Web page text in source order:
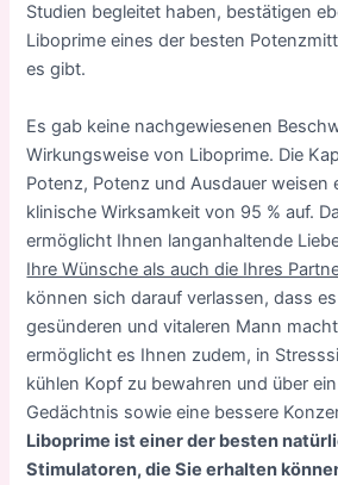
Studien begleitet haben, bestätigen
Liboprime eines der besten
es gibt.
Es gab keine nachgewiesenen
Wirkungsweise von Liboprime. Die
Potenz, Potenz und Ausdauer weisen
klinische Wirksamkeit von 95 % auf.
ermöglicht Ihnen langanhaltende
Ihre Wünsche als auch die Ihres
können sich darauf verlassen, dass
gesünderen und vitaleren Mann
ermöglicht es Ihnen zudem, in
kühlen Kopf zu bewahren und über
Gedächtnis sowie eine bessere
Liboprime ist einer der besten
Stimulatoren, die Sie erhalten